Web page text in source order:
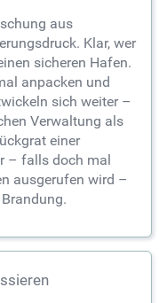
aus
Klar, wer
sicheren Hafen.
anpacken und
sich weiter –
Verwaltung als
einer
– falls doch mal
ausgerufen wird –